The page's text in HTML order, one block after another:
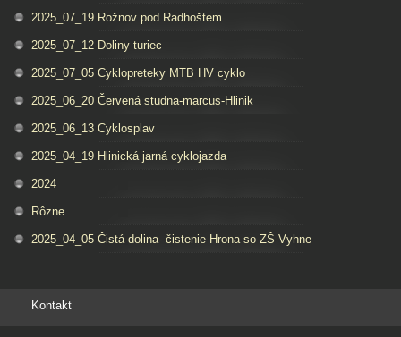
2025_07_19 Rožnov pod Radhoštem
2025_07_12 Doliny turiec
2025_07_05 Cyklopreteky MTB HV cyklo
2025_06_20 Červená studna-marcus-Hlinik
2025_06_13 Cyklosplav
2025_04_19 Hlinická jarná cyklojazda
2024
Rôzne
2025_04_05 Čistá dolina- čistenie Hrona so ZŠ Vyhne
Kontakt